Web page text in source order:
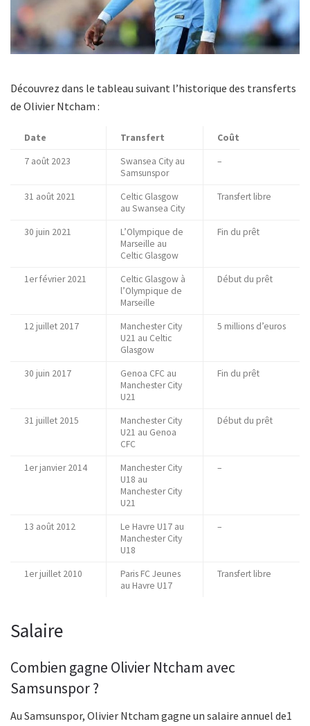
Découvrez dans le tableau suivant l’historique des transferts
de Olivier Ntcham :
Date Transfert
Coût
7 août 2023
Swansea City au
Samsunspor
–
31 août 2021
Celtic Glasgow
au Swansea City
Transfert libre
30 juin 2021
L’Olympique de
Marseille au
Celtic Glasgow
Fin du prêt
1er février 2021
Celtic Glasgow à
l’Olympique de
Marseille
Début du prêt
12 juillet 2017
Manchester City
U21 au Celtic
Glasgow
5 millions d’euros
30 juin 2017
Genoa CFC au
Manchester City
U21
Fin du prêt
31 juillet 2015
Manchester City
U21 au Genoa
CFC
Début du prêt
1er janvier 2014
Manchester City
U18 au
Manchester City
U21
–
13 août 2012
Le Havre U17 au
Manchester City
U18
–
1er juillet 2010
Paris FC Jeunes
au Havre U17
Transfert libre
Salaire
Combien gagne Olivier Ntcham avec
Samsunspor ?
Au Samsunspor, Olivier Ntcham gagne un salaire annuel de1